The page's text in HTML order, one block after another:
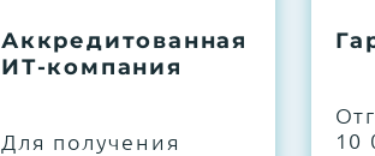
Next Business Day (NBD)
Аккредитованная
ИТ-компания
Для получения
10